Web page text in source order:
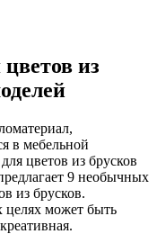
из
в мебельной
цветов из брусков
9 необычных
из брусков.
целях может быть